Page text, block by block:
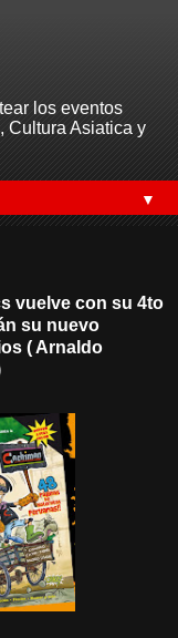
los eventos
Cultura Asiatica y
▼
vuelve con su 4to
su nuevo
( Arnaldo